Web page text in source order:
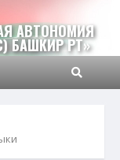
АВТОНОМИЯ
БАШКИР РТ»